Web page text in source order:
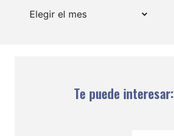
Archivos
Te puede interesar: